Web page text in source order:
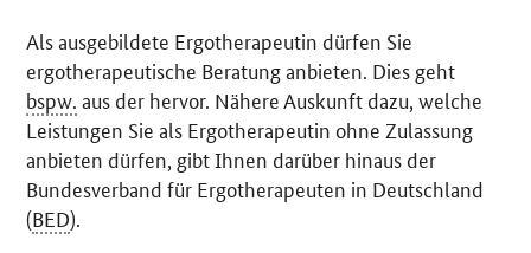
Als ausgebildete Ergotherapeutin dürfen Sie
ergotherapeutische Beratung anbieten. Dies geht
bspw. aus der hervor. Nähere Auskunft dazu, welche
Leistungen Sie als Ergotherapeutin ohne Zulassung
anbieten dürfen, gibt Ihnen darüber hinaus der
Bundesverband für Ergotherapeuten in Deutschland
(BED).